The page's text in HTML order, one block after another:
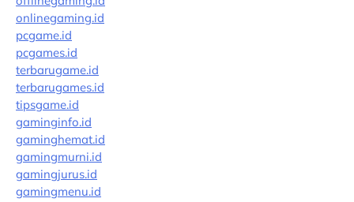
onlinegaming.id
pcgame.id
pcgames.id
terbarugame.id
terbarugames.id
tipsgame.id
gaminginfo.id
gaminghemat.id
gamingmurni.id
gamingjurus.id
gamingmenu.id